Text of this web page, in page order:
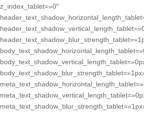
z_index_tablet=»0″